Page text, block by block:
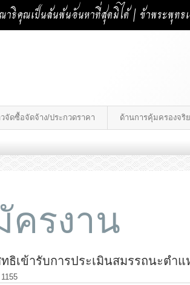
าธิคุณเป็นล้นพ้นอันหาที่สุดมิได้ | ข้าพระพุท
จัดซื้อจัดจ้าง/ประกวดราคา ด้านการคุ้มครองจริ
ครงาน
ธิเข้ารับการประเมินสมรรถนะตำ